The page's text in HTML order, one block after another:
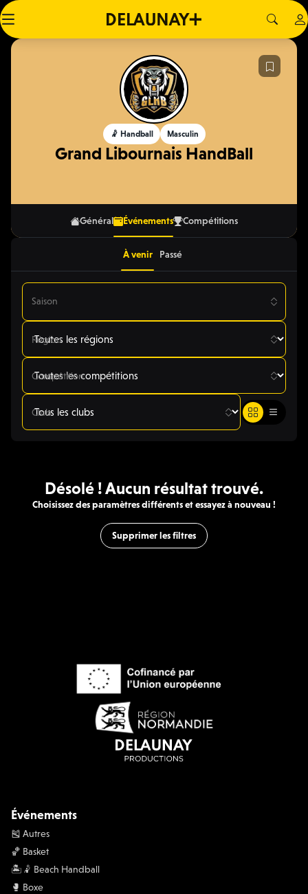
🤾 Handball Masculin
Grand Libournais HandBall
Général Événements Compétitions
À venir Passé
Saison
Région
Compétition
Club
Désolé ! Aucun résultat trouvé.
Choisissez des paramètres différents et essayez à nouveau !
Supprimer les filtres
Événements
🎽 Autres
🏀 Basket
🏝️🤾 Beach Handball
🥊 Boxe